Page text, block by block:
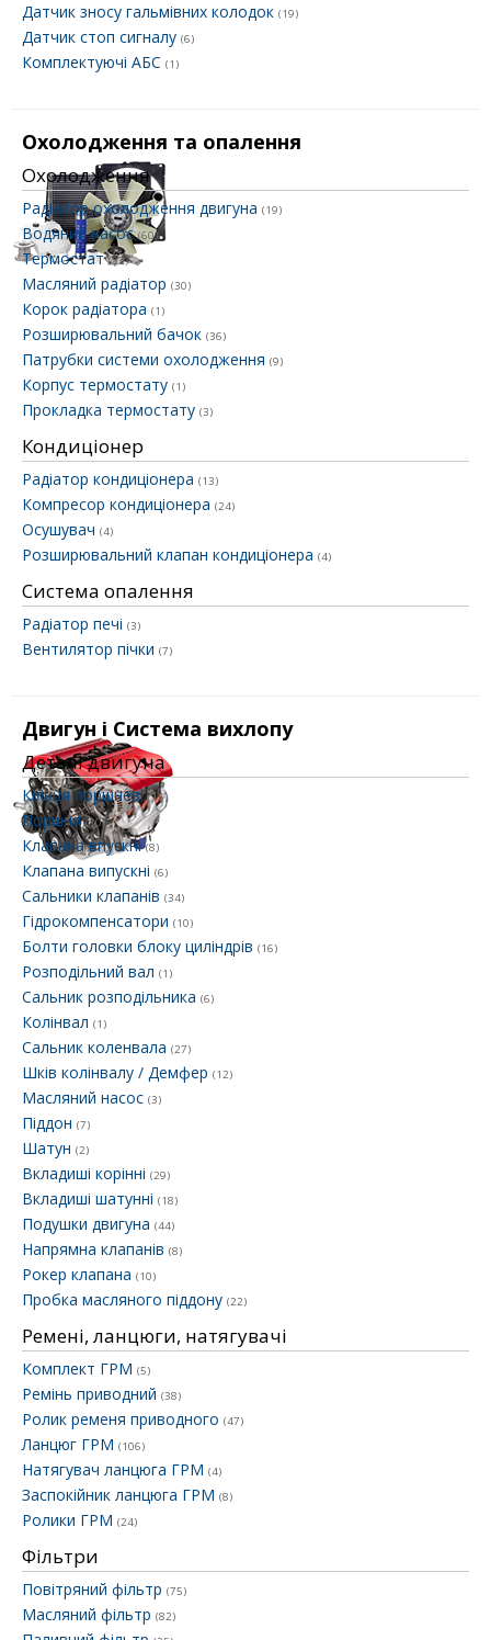
Датчик зносу гальмівних колодок (19)
Датчик стоп сигналу (6)
Комплектуючі АБС (1)
Охолодження та опалення
Охолодження
Радіатор охолодження двигуна (19)
Водяний насос(60)
Термостат(32)
Масляний радіатор (30)
Корок радіатора (1)
Розширювальний бачок (36)
Патрубки системи охолодження (9)
Корпус термостату (1)
Прокладка термостату (3)
Кондиціонер
Радіатор кондиціонера (13)
Компресор кондиціонера (24)
Осушувач (4)
Розширювальний клапан кондиціонера (4)
Система опалення
Радіатор печі (3)
Вентилятор пічки (7)
Двигун і Система вихлопу
Деталі двигуна
Кільця поршневі(15)
Поршня(10)
Клапана впускні(8)
Клапана випускні (6)
Сальники клапанів (34)
Гідрокомпенсатори (10)
Болти головки блоку циліндрів (16)
Розподільний вал (1)
Сальник розподільника (6)
Колінвал (1)
Сальник коленвала (27)
Шків колінвалу / Демфер (12)
Масляний насос (3)
Піддон (7)
Шатун (2)
Вкладиші корінні (29)
Вкладиші шатунні (18)
Подушки двигуна (44)
Напрямна клапанів (8)
Рокер клапана (10)
Пробка масляного піддону (22)
Ремені, ланцюги, натягувачі
Комплект ГРМ (5)
Ремінь приводний (38)
Ролик ременя приводного (47)
Ланцюг ГРМ (106)
Натягувач ланцюга ГРМ (4)
Заспокійник ланцюга ГРМ (8)
Ролики ГРМ (24)
Фільтри
Повітряний фільтр (75)
Масляний фільтр (82)